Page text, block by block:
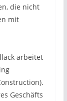
die nicht
mit
arbeitet
Geschäfts